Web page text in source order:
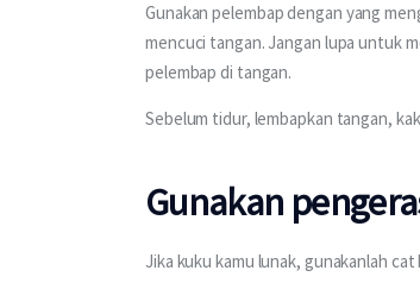
Gunakan pelembap dengan yang
mencuci tangan. Jangan lupa untuk
pelembap di tangan.
Sebelum tidur, lembapkan tangan,
Gunakan
Jika kuku kamu lunak, gunakanlah